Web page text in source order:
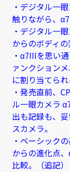
・デジタル一
触りながら、
・デジタル一
からのボディ
・α7IIIを思い
ァンクション
に割り当てられ
・発売直前、
ル一眼カメラ
出も記録も、
スカメラ。
・ベーシック
からの進化点
比較。（追記）